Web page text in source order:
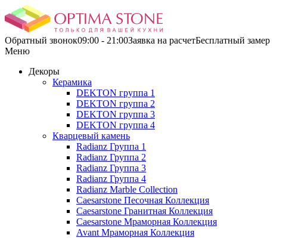
Обратный звонок09:00 - 21:00Заявка на расчетБесплатный замер
Меню
Декоры
Керамика
DEKTON группа 1
DEKTON группа 2
DEKTON группа 3
DEKTON группа 4
Кварцевый камень
Radianz Группа 1
Radianz Группа 2
Radianz Группа 3
Radianz Группа 4
Radianz Marble Collection
Caesarstone Песочная Коллекция
Caesarstone Гранитная Коллекция
Caesarstone Мраморная Коллекция
Avant Мраморная Коллекция